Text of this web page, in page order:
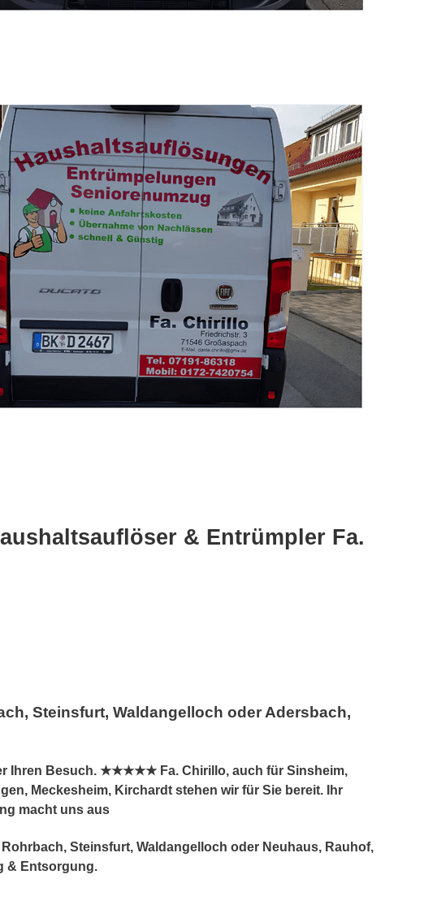
& Entrümpler Fa.
Steinsfurt, Waldangelloch oder Adersbach,
Ihren Besuch. ★★★★★ Fa. Chirillo, auch für Sinsheim,
Meckesheim, Kirchardt stehen wir für Sie bereit. Ihr
macht uns aus
Steinsfurt, Waldangelloch oder Neuhaus, Rauhof,
& Entsorgung.